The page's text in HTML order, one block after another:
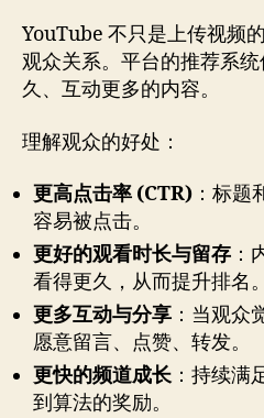
YouTube 不只是上传视频
观众关系。平台的推荐系
久、互动更多的内容。
理解观众的好处：
更高点击率 (CTR) ：标题
容易被点击。
更好的观看时长与留存 ：
看得更久，从而提升排名。
更多互动与分享 ：当观众
愿意留言、点赞、转发。
更快的频道成长 ：持续满
到算法的奖励。